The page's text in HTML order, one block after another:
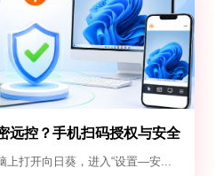
远控？手机扫码授权与安全
上打开向日葵，进入“设置—安...